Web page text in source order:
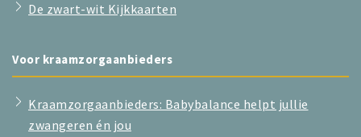
De zwart-wit Kijkkaarten
Voor kraamzorgaanbieders
Kraamzorgaanbieders: Babybalance helpt jullie
zwangeren én jou